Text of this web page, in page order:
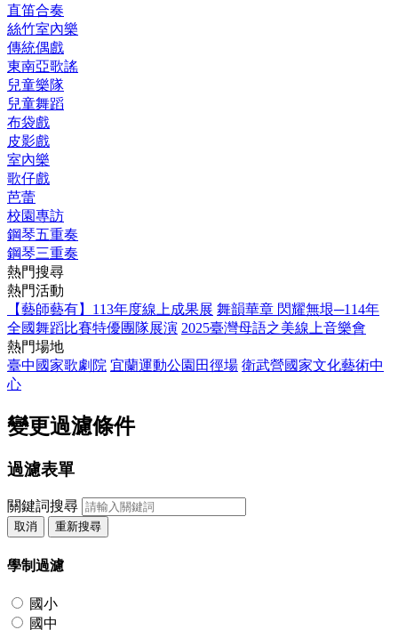
直笛合奏
絲竹室內樂
傳統偶戲
東南亞歌謠
兒童樂隊
兒童舞蹈
布袋戲
皮影戲
室內樂
歌仔戲
芭蕾
校園專訪
鋼琴五重奏
鋼琴三重奏
熱門搜尋
熱門活動
【藝師藝有】113年度線上成果展 舞韻華章 閃耀無垠─114年
全國舞蹈比賽特優團隊展演 2025臺灣母語之美線上音樂會
熱門場地
臺中國家歌劇院 宜蘭運動公園田徑場 衛武營國家文化藝術中
心
變更過濾條件
過濾表單
關鍵詞搜尋
取消 重新搜尋
學制過濾
國小
國中